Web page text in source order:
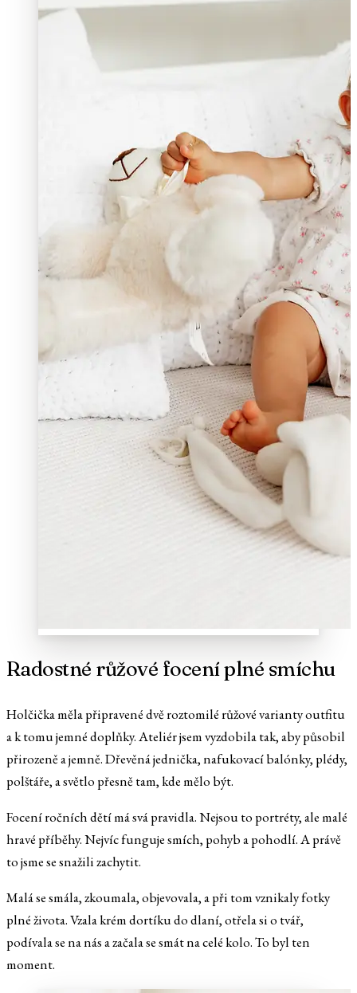
Radostné růžové focení plné smíchu
Holčička měla připravené dvě roztomilé růžové varianty outfitu
a k tomu jemné doplňky. Ateliér jsem vyzdobila tak, aby působil
přirozeně a jemně. Dřevěná jednička, nafukovací balónky, plédy,
polštáře, a světlo přesně tam, kde mělo být.
Focení ročních dětí má svá pravidla. Nejsou to portréty, ale malé
hravé příběhy. Nejvíc funguje smích, pohyb a pohodlí. A právě
to jsme se snažili zachytit.
Malá se smála, zkoumala, objevovala, a při tom vznikaly fotky
plné života. Vzala krém dortíku do dlaní, otřela si o tvář,
podívala se na nás a začala se smát na celé kolo. To byl ten
moment.